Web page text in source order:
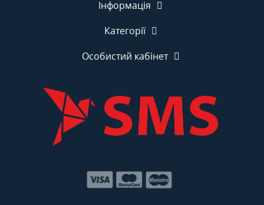
Інформація
Категорії
Особистий кабінет